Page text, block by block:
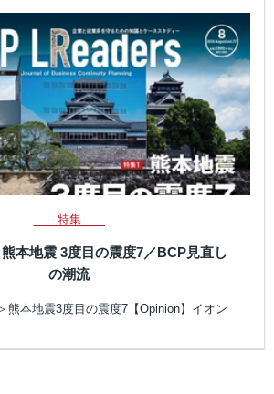
特集
本地震 3度目の震度7／BCP見直し
の潮流
熊本地震3度目の震度7【Opinion】イオン